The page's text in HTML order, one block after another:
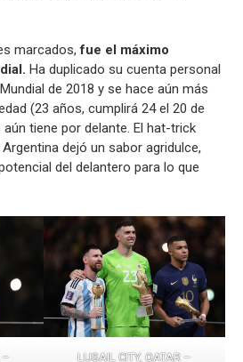
marcados,fue el máximo
Ha duplicado su cuenta personal
de 2018 y se hace aún más
(23 años, cumplirá 24 el 20 de
tiene por delante. El hat-trick
dejó un sabor agridulce,
del delantero para lo que
–
LUSAIL CITY, QATAR –